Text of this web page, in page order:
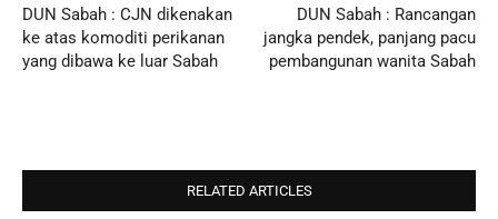
DUN Sabah : CJN dikenakan
ke atas komoditi perikanan
yang dibawa ke luar Sabah
DUN Sabah : Rancangan
jangka pendek, panjang pacu
pembangunan wanita Sabah
RELATED ARTICLES